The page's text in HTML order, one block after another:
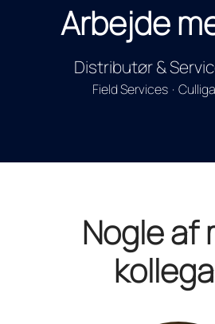
Arbejde
Distributør &
Field Services ·
Nogle af